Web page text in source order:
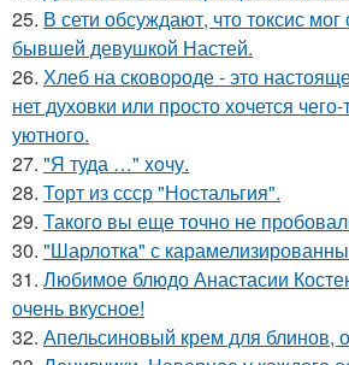
25. В сети обсуждают, что токсис мог
бывшей девушкой Настей.
26. Хлеб на сковоpоде - это
нет духовки или просто хочется
уютного.
27. "Я туда …" xoчу.
28. Торт из ссср "Ностальгия".
29. Такого вы еще точно не
30. "Шарлотка" с
31. Любимое блюдо Анастасии
очень вкусное!
32. Апельсиновый крем для блинов,